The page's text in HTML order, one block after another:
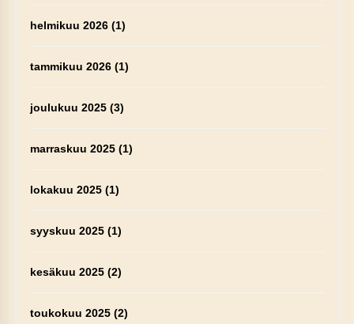
helmikuu 2026(1)
tammikuu 2026(1)
joulukuu 2025(3)
marraskuu 2025(1)
lokakuu 2025(1)
syyskuu 2025(1)
kesäkuu 2025(2)
toukokuu 2025(2)